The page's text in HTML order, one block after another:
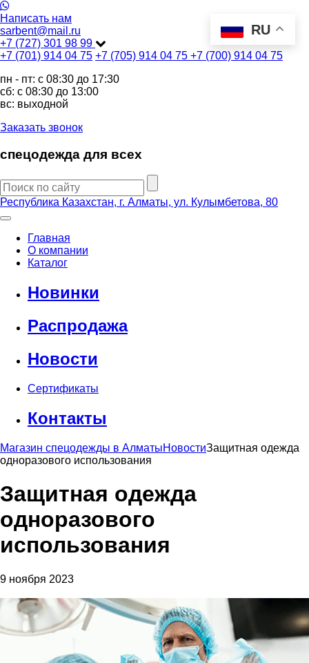
Написать нам
sarbent@mail.ru
+7 (727) 301 98 99
+7 (701) 914 04 75 +7 (705) 914 04 75 +7 (700) 914 04 75
пн - пт: c 08:30 до 17:30
сб: c 08:30 до 13:00
вс: выходной
Заказать звонок
спецодежда для всех
Республика Казахстан, г. Алматы, ул. Кулымбетова, 80
Главная
О компании
Каталог
Новинки
Распродажа
Новости
Сертификаты
Контакты
Магазин спецодежды в АлматыНовостиЗащитная одежда
одноразового использования
Защитная одежда
одноразового
использования
9 ноября 2023
RU